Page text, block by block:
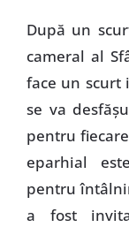
După un
cameral al
face un scurt
se va
pentru
eparhial
pentru
a fost